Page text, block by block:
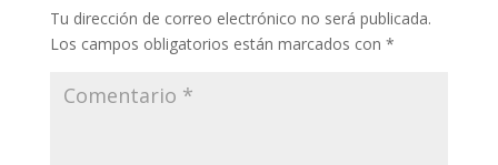
Tu dirección de correo electrónico no será publicada.
Los campos obligatorios están marcados con *